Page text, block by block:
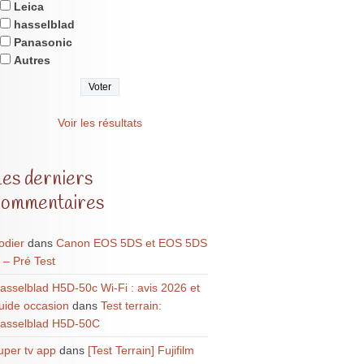
Leica
hasselblad
Panasonic
Autres
Voir les résultats
derniers
dans Canon EOS 5DS et EOS 5DS
– Pré Test
H5D-50c Wi-Fi : avis 2026 et
occasion dans Test terrain:
H5D-50C
tv appdans [Test Terrain] Fujifilm